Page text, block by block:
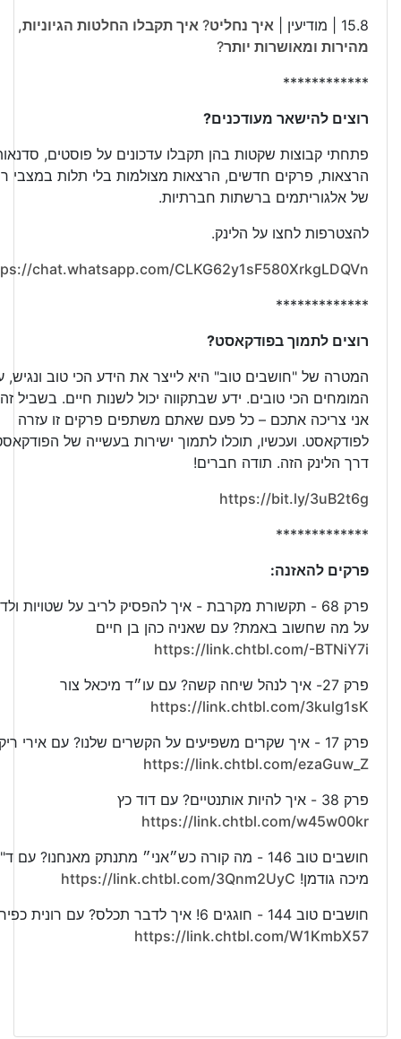
15.8 | מודיעין |
איך נחליט? איך תקבלו החלטות הגיוניות,
מהירות ומאושרות יותר?
************
רוצים להישאר מעודכנים?
פתחתי קבוצות שקטות בהן תקבלו עדכונים על פוסטים,
הרצאות, פרקים חדשים, הרצאות מצולמות בלי תלות במצבי
של אלגוריתמים ברשתות חברתיות.
להצטרפות לחצו על הלינק.
chat.whatsapp.com/CLKG62y1sF580XrkgLDQVn
*************
רוצים לתמוך בפודקאסט?
המטרה של "חושבים טוב" היא לייצר את הידע הכי טוב ונגיש,
המומחים הכי טובים. ידע שבתקווה יכול לשנות חיים. בשביל זה
אני צריכה אתכם – כל פעם שאתם משתפים פרקים זו עזרה
לפודקאסט. ועכשיו, תוכלו לתמוך ישירות בעשייה של
דרך הלינק הזה. תודה חברים!
https://bit.ly/3uB2t6g
*************
פרקים להאזנה:
פרק 68 - תקשורת מקרבת - איך להפסיק לריב על שטויות
על מה שחשוב באמת? עם שאניה כהן בן חיים
https://link.chtbl.com/-BTNiY7i
פרק 27- איך לנהל שיחה קשה? עם עו״ד מיכאל צור
https://link.chtbl.com/3kulg1sK
פרק 17 - איך שקרים משפיעים על הקשרים שלנו? עם אירי ריקין
https://link.chtbl.com/ezaGuw_Z
פרק 38 - איך להיות אותנטיים? עם דוד כץ
https://link.chtbl.com/w45w00kr
חושבים טוב 146 - מה קורה כש״אני״ מתנתק מאנחנו? עם
מיכה גודמן! https://link.chtbl.com/3Qnm2UyC
חושבים טוב 144 - חוגגים 6! איך לדבר תכלס? עם רונית כפיר
https://link.chtbl.com/W1KmbX57